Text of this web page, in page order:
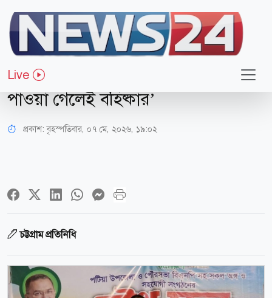
Live
রাজনীতি
নেতাকর্মীদের আলোচনা সভায় এমপি এনামূল হক এনাম
‘আওয়ামী লীগের সঙ্গে যোগসাজশ
পাওয়া গেলেই বহিষ্কার’
প্রকাশ:বৃহস্পতিবার, ০৭ মে, ২০২৬, ১৯:০২
চট্টগ্রাম প্রতিনিধি